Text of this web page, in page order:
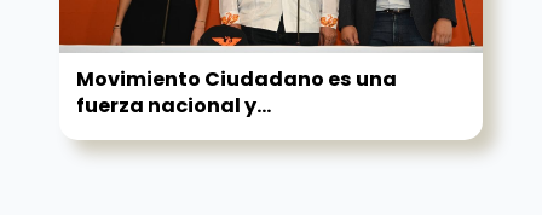
Movimiento Ciudadano es una
fuerza nacional y...